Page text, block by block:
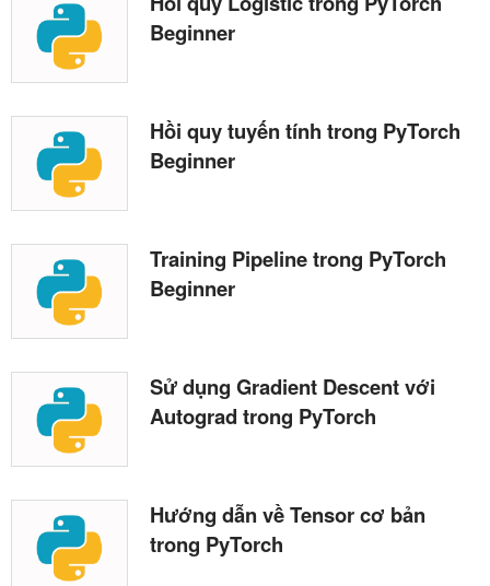
Beginner
Hồi quy tuyến tính trong PyTorch
Beginner
Training Pipeline trong PyTorch
Beginner
Sử dụng Gradient Descent với
Autograd trong PyTorch
Hướng dẫn về Tensor cơ bản
trong PyTorch